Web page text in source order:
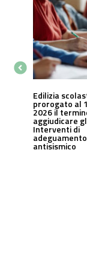
Edilizia
prorogato al
2026 il
aggiudicare
Interventi di
adeguamento
antisismico